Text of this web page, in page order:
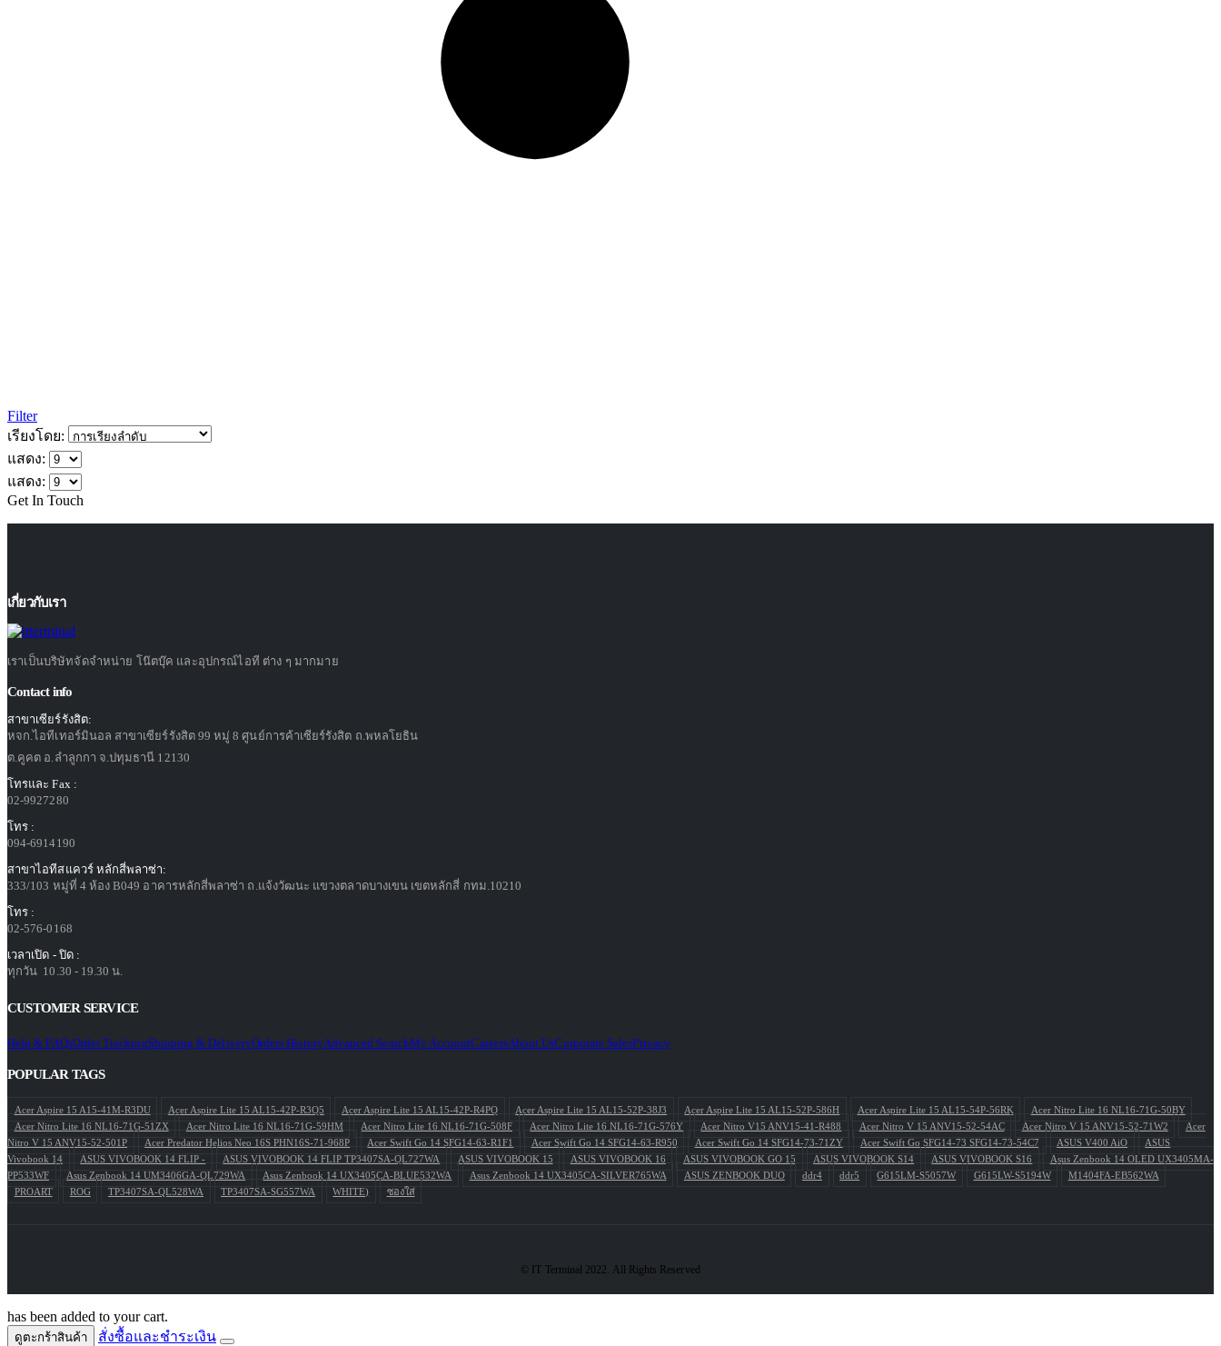
Filter
เรียงโดย:
แสดง:
แสดง:
Get In Touch
เกี่ยวกับเรา
เราเป็นบริษัทจัดจำหน่าย โน๊ตบุ๊ค และอุปกรณ์ไอที ต่าง ๆ มากมาย
Contact info
สาขาเซียร์รังสิต:
หจก.ไอทีเทอร์มินอล สาขาเซียร์รังสิต 99 หมู่ 8 ศูนย์การค้าเซียร์รังสิต ถ.พหลโยธิน
ต.คูคต อ.ลำลูกกา จ.ปทุมธานี 12130
โทรและ Fax :
02-9927280
โทร :
094-6914190
สาขาไอทีสแควร์ หลักสี่พลาซ่า:
333/103 หมู่ที่ 4 ห้อง B049 อาคารหลักสี่พลาซ่า ถ.แจ้งวัฒนะ แขวงตลาดบางเขน เขตหลักสี่ กทม.10210
โทร :
02-576-0168
เวลาเปิด - ปิด :
ทุกวัน 10.30 - 19.30 น.
CUSTOMER SERVICE
Help & FAQsOrder TrackingShipping & DeliveryOrders HistoryAdvanced SearchMy AccountCareersAbout UsCorporate SalesPrivacy
POPULAR TAGS
Acer Aspire 15 A15-41M-R3DU Acer Aspire Lite 15 AL15-42P-R3Q5 Acer Aspire Lite 15 AL15-42P-R4PQ Acer Aspire Lite 15 AL15-52P-38J3 Acer Aspire Lite 15 AL15-52P-586H Acer Aspire Lite 15 AL15-54P-56RK
Acer Nitro Lite 16 NL16-71G-50BY
Acer Nitro Lite 16 NL16-71G-51ZX
Acer Nitro Lite 16 NL16-71G-59HM Acer Nitro Lite 16 NL16-71G-508F Acer Nitro Lite 16 NL16-71G-576Y Acer Nitro V15 ANV15-41-R488 Acer Nitro V 15 ANV15-52-54AC Acer Nitro V 15 ANV15-52-71W2
Acer
Nitro V 15 ANV15-52-501P
Acer Predator Helios Neo 16S PHN16S-71-968P Acer Swift Go 14 SFG14-63-R1F1 Acer Swift Go 14 SFG14-63-R950 Acer Swift Go 14 SFG14-73-71ZY Acer Swift Go SFG14-73 SFG14-73-54C7 ASUS V400 AiO
ASUS
Vivobook 14
ASUS VIVOBOOK 14 FLIP - ASUS VIVOBOOK 14 FLIP TP3407SA-QL727WA ASUS VIVOBOOK 15 ASUS VIVOBOOK 16 ASUS VIVOBOOK GO 15 ASUS VIVOBOOK S14 ASUS VIVOBOOK S16
Asus Zenbook 14 OLED UX3405MA-
PP533WF
Asus Zenbook 14 UM3406GA-QL729WA Asus Zenbook 14 UX3405CA-BLUE532WA Asus Zenbook 14 UX3405CA-SILVER765WA ASUS ZENBOOK DUO ddr4 ddr5 G615LM-S5057W G615LW-S5194W
M1404FA-EB562WA
PROART
ROG TP3407SA-QL528WA TP3407SA-SG557WA WHITE) ซองใส่
© IT Terminal 2022. All Rights Reserved
has been added to your cart.
ดูตะกร้าสินค้า สั่งซื้อและชำระเงิน